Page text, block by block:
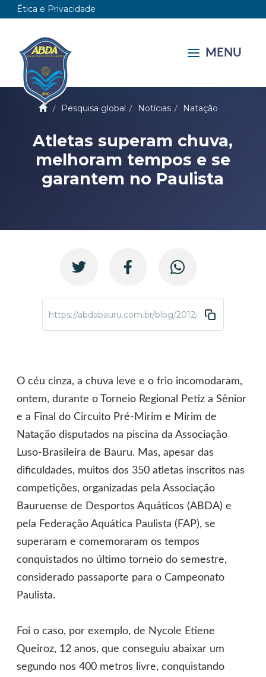
Ética e Privacidade
MENU
Pesquisa global Notícias Natação
Atletas superam chuva,
melhoram tempos e se
garantem no Paulista
https://abdabauru.com.br/blog/2012/05/21/atletas-
O céu cinza, a chuva leve e o frio incomodaram,
ontem, durante o Torneio Regional Petiz a Sênior
e a Final do Circuito Pré-Mirim e Mirim de
Natação disputados na piscina da Associação
Luso-Brasileira de Bauru. Mas, apesar das
dificuldades, muitos dos 350 atletas inscritos nas
competições, organizadas pela Associação
Bauruense de Desportos Aquáticos (ABDA) e
pela Federação Aquática Paulista (FAP), se
superaram e comemoraram os tempos
conquistados no último torneio do semestre,
considerado passaporte para o Campeonato
Paulista.
Foi o caso, por exemplo, de Nycole Etiene
Queiroz, 12 anos, que conseguiu abaixar um
segundo nos 400 metros livre, conquistando